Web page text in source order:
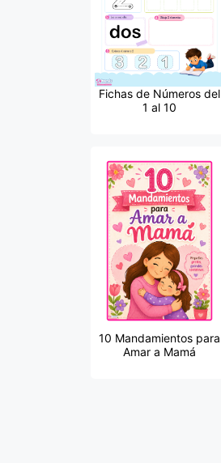
Fichas de Números del
1 al 10
10 Mandamientos para
Amar a Mamá